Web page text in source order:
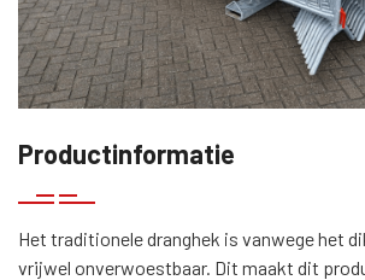
Productinformatie
Het traditionele dranghek is vanwege het
vrijwel onverwoestbaar. Dit maakt dit